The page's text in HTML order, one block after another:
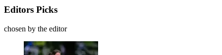
Editors Picks
chosen by the editor